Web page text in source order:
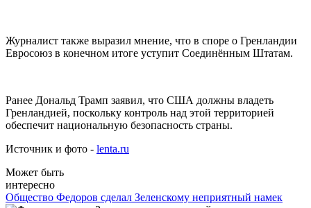
Журналист также выразил мнение, что в споре о Гренландии
Евросоюз в конечном итоге уступит Соединённым Штатам.
Ранее Дональд Трамп заявил, что США должны владеть
Гренландией, поскольку контроль над этой территорией
обеспечит национальную безопасность страны.
Источник и фото - lenta.ru
Может быть
интересно
Общество Федоров сделал Зеленскому неприятный намек